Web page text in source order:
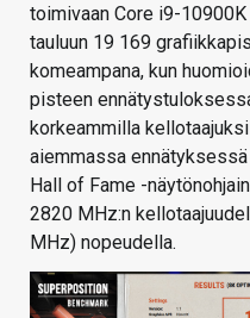
toimivaan Core i9-
tauluun 19 169
komeampana, kun
pisteen
korkeammilla
aiemmassa
Hall of Fame -
2820 MHz:n
MHz) nopeudella.